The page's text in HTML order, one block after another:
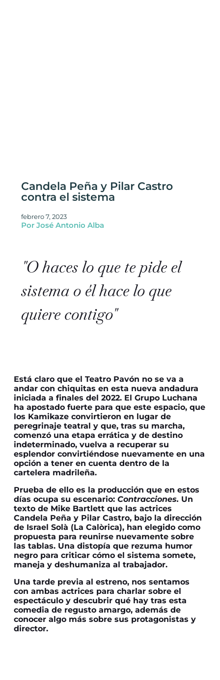
Candela Peña y Pilar Castro
contra el sistema
febrero 7, 2023
Por José Antonio Alba
"O haces lo que te pide el
sistema o él hace lo que
quiere contigo"
Está claro que el Teatro Pavón no se va a
andar con chiquitas en esta nueva andadura
iniciada a finales del 2022. El Grupo Luchana
ha apostado fuerte para que este espacio, que
los Kamikaze convirtieron en lugar de
peregrinaje teatral y que, tras su marcha,
comenzó una etapa errática y de destino
indeterminado, vuelva a recuperar su
esplendor convirtiéndose nuevamente en una
opción a tener en cuenta dentro de la
cartelera madrileña.
Prueba de ello es la producción que en estos
días ocupa su escenario: Contracciones. Un
texto de Mike Bartlett que las actrices
Candela Peña y Pilar Castro, bajo la dirección
de Israel Solà (La Calòrica), han elegido como
propuesta para reunirse nuevamente sobre
las tablas. Una distopía que rezuma humor
negro para criticar cómo el sistema somete,
maneja y deshumaniza al trabajador.
Una tarde previa al estreno, nos sentamos
con ambas actrices para charlar sobre el
espectáculo y descubrir qué hay tras esta
comedia de regusto amargo, además de
conocer algo más sobre sus protagonistas y
director.